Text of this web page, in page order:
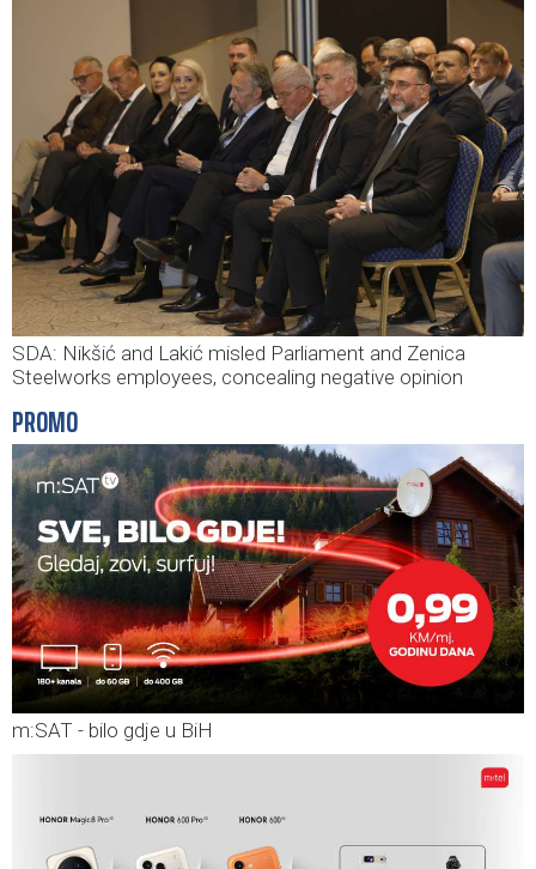
SDA: Nikšić and Lakić misled Parliament and Zenica
Steelworks employees, concealing negative opinion
PROMO
m:SAT - bilo gdje u BiH